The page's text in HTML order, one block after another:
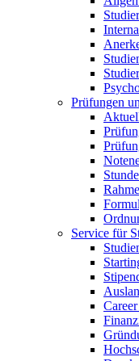
Prüfungen
Service für